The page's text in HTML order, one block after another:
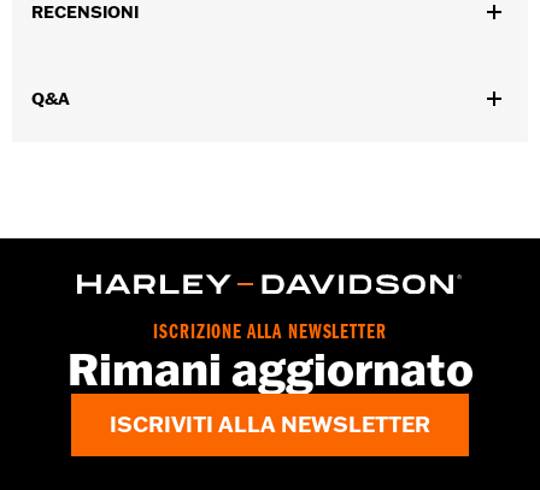
GARANZIA:Garanzia limitata di 2 anni – Visitare la pagina
RECENSIONI
Q&A
ISCRIZIONE ALLA NEWSLETTER
Rimani aggiornato
ISCRIVITI ALLA NEWSLETTER